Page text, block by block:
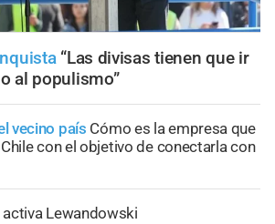
“Las divisas tienen que ir
al populismo”
vecino país Cómo es la empresa que
con el objetivo de conectarla con
activa Lewandowski